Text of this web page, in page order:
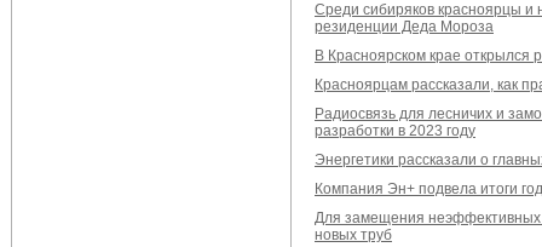
Среди сибиряков красноярцы и
резиденции Деда Мороза
В Красноярском крае
Красноярцам рассказали, как
Радиосвязь для лесничих и
разработки в 2023 году
Энергетики рассказали о
Компания Эн+ подвела итоги
Для замещения неэффективных
новых труб